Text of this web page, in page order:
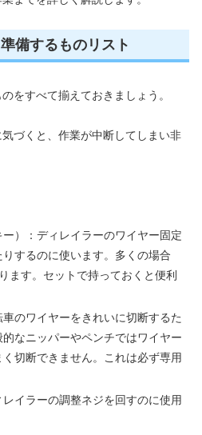
備するものリスト
をすべて揃えておきましょう。
づくと、作業が中断してしまい非
）：ディレイラーのワイヤー固定
するのに使います。多くの場合
ます。セットで持っておくと便利
のワイヤーをきれいに切断するた
なニッパーやペンチではワイヤー
切断できません。これは必ず専用
イラーの調整ネジを回すのに使用